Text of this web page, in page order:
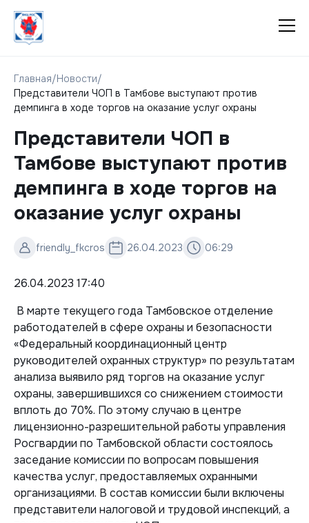
Главная/Новости/
Представители ЧОП в Тамбове выступают против
демпинга в ходе торгов на оказание услуг охраны
Представители ЧОП в
Тамбове выступают против
демпинга в ходе торгов на
оказание услуг охраны
friendly_fkcros 26.04.2023 06:29
26.04.2023 17:40
В марте текущего года Тамбовское отделение
работодателей в сфере охраны и безопасности
«Федеральный координационный центр
руководителей охранных структур» по результатам
анализа выявило ряд торгов на оказание услуг
охраны, завершившихся со снижением стоимости
вплоть до 70%. По этому случаю в центре
лицензионно-разрешительной работы управления
Росгвардии по Тамбовской области состоялось
заседание комиссии по вопросам повышения
качества услуг, предоставляемых охранными
организациями. В состав комиссии были включены
представители налоговой и трудовой инспекций, а